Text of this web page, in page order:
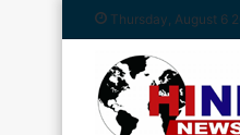
Thursday, August 6